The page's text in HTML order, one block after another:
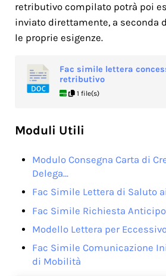
retributivo compilato potrà poi
inviato direttamente, a seconda
le proprie esigenze.
Fac simile lettera
retributivo
1 file(s)
Moduli Utili
Modulo Consegna Carta di
Delega…
Fac Simile Lettera di Saluto
Fac Simile Richiesta
Modello Lettera per
Fac Simile Comunicazione
di Mobilità